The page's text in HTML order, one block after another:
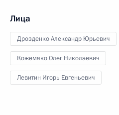
Лица
Дрозденко Александр Юрьевич
Кожемяко Олег Николаевич
Левитин Игорь Евгеньевич